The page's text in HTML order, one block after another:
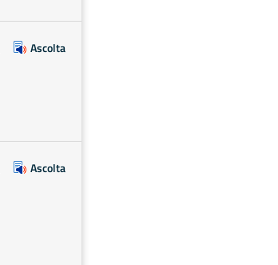
Ascolta
Ascolta